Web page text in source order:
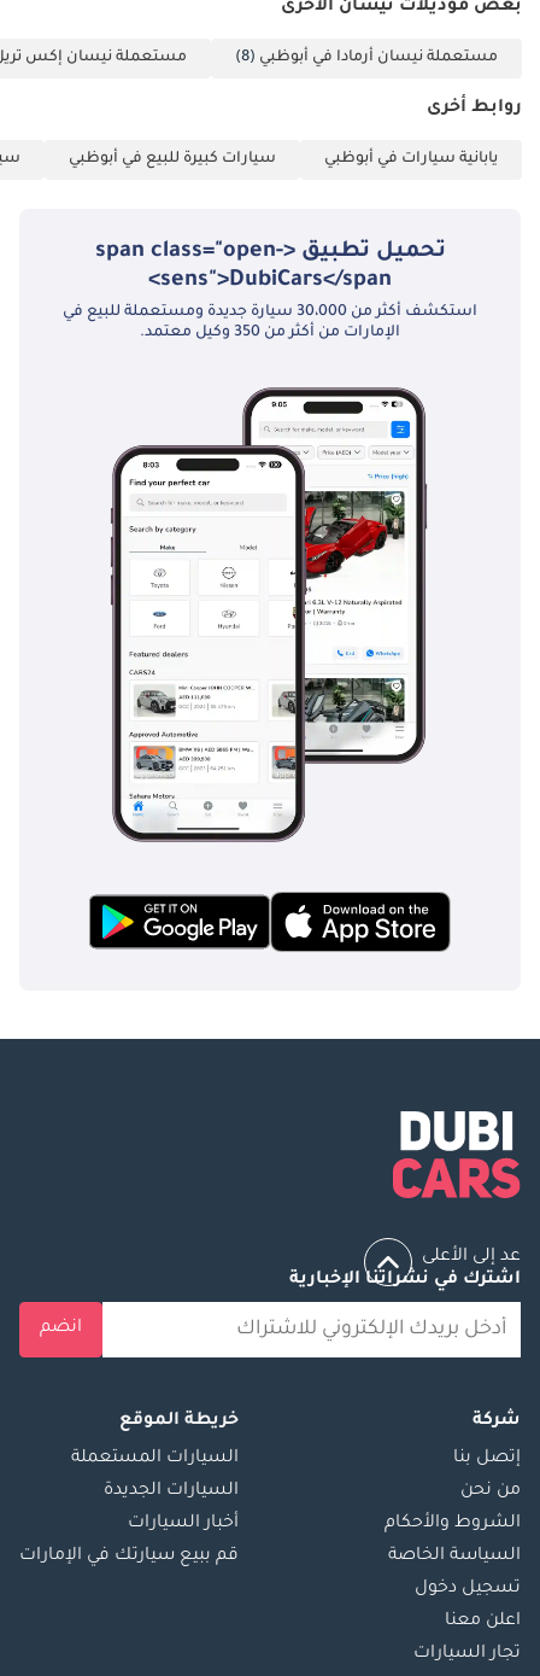
بعض موديلات نيسان الأخرى
مستعملة نيسان أرمادا في أبوظبي (8) مستعملة نيسان إكس
روابط أخرى
يابانية سيارات في أبوظبي سيارات كبيرة للبيع في أبوظبي
تحميل تطبيق <span class="open-
sens">DubiCars</span>
استكشف أكثر من 30،000 سيارة جديدة ومستعملة للبيع في
الإمارات من أكثر من 350 وكيل معتمد.
عد إلى الأعلى
اشترك في نشراتنا الإخبارية
انضم
شركة
إتصل بنا
من نحن
الشروط والأحكام
السياسة الخاصة
تسجيل دخول
اعلن معنا
تجار السيارات
خريطة الموقع
السيارات المستعملة
السيارات الجديدة
أخبار السيارات
قم ببيع سيارتك في الإمارات